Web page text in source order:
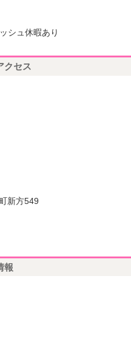
シュ休暇あり
クセス
新方549
報